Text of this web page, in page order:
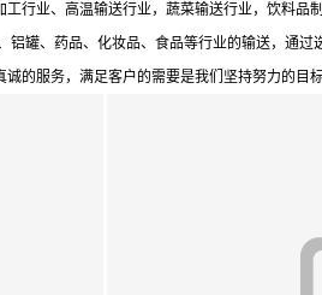
行业、高温输送行业，蔬菜输送行业，饮料
罐、药品、化妆品、食品等行业的输送，通
的服务，满足客户的需要是我们坚持努力的目标